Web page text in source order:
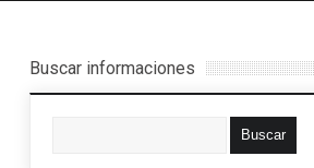
Buscar informaciones